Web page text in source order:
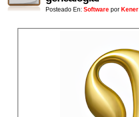
Posteado En: Software por Kener